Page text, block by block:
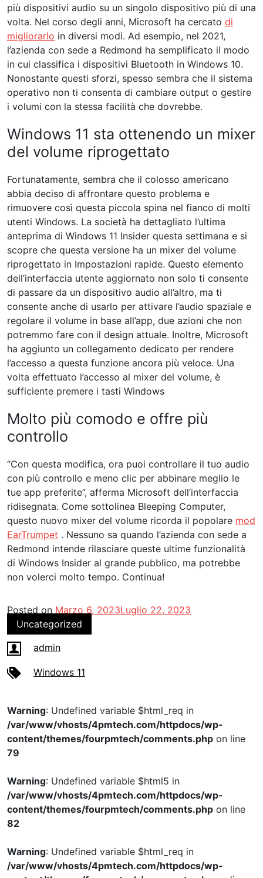
più dispositivi audio su un singolo dispositivo più di una
volta. Nel corso degli anni, Microsoft ha cercato di
migliorarlo in diversi modi. Ad esempio, nel 2021,
l’azienda con sede a Redmond ha semplificato il modo
in cui classifica i dispositivi Bluetooth in Windows 10.
Nonostante questi sforzi, spesso sembra che il sistema
operativo non ti consenta di cambiare output o gestire
i volumi con la stessa facilità che dovrebbe.
Windows 11 sta ottenendo un mixer
del volume riprogettato
Fortunatamente, sembra che il colosso americano
abbia deciso di affrontare questo problema e
rimuovere così questa piccola spina nel fianco di molti
utenti Windows. La società ha dettagliato l’ultima
anteprima di Windows 11 Insider questa settimana e si
scopre che questa versione ha un mixer del volume
riprogettato in Impostazioni rapide. Questo elemento
dell’interfaccia utente aggiornato non solo ti consente
di passare da un dispositivo audio all’altro, ma ti
consente anche di usarlo per attivare l’audio spaziale e
regolare il volume in base all’app, due azioni che non
potremmo fare con il design attuale. Inoltre, Microsoft
ha aggiunto un collegamento dedicato per rendere
l’accesso a questa funzione ancora più veloce. Una
volta effettuato l’accesso al mixer del volume, è
sufficiente premere i tasti Windows
Molto più comodo e offre più
controllo
“Con questa modifica, ora puoi controllare il tuo audio
con più controllo e meno clic per abbinare meglio le
tue app preferite”, afferma Microsoft dell’interfaccia
ridisegnata. Come sottolinea Bleeping Computer,
questo nuovo mixer del volume ricorda il popolare mod
EarTrumpet . Nessuno sa quando l’azienda con sede a
Redmond intende rilasciare queste ultime funzionalità
di Windows Insider al grande pubblico, ma potrebbe
non volerci molto tempo. Continua!
Posted on Marzo 6, 2023Luglio 22, 2023
Uncategorized
admin
Windows 11
Warning: Undefined variable $html_req in
/var/www/vhosts/4pmtech.com/httpdocs/wp-
content/themes/fourpmtech/comments.php on line
79
Warning: Undefined variable $html5 in
/var/www/vhosts/4pmtech.com/httpdocs/wp-
content/themes/fourpmtech/comments.php on line
82
Warning: Undefined variable $html_req in
/var/www/vhosts/4pmtech.com/httpdocs/wp-